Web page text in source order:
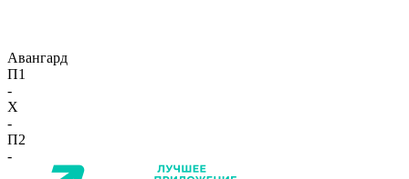
Авангард
П1
-
X
-
П2
-